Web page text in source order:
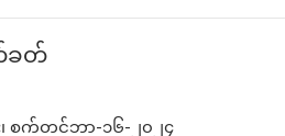
ခတ်
စက်တင်ဘာ-၁၆-၂၀၂၄